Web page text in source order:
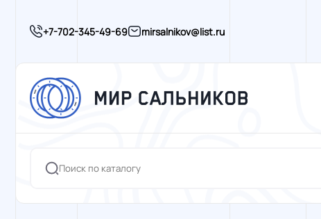
+7-702-345-49-69 mirsalnikov@list.ru